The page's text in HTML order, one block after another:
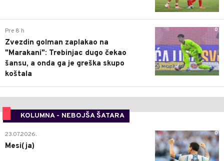
0
Pre 8 h
Zvezdin golman zaplakao na
"Marakani": Trebinjac dugo čekao
šansu, a onda ga je greška skupo
koštala
KOLUMNA - NEBOJŠA ŠATARA
0
23.07.2026.
Mesi(ja)